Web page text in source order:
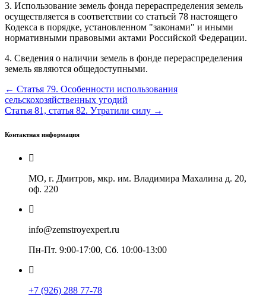
3. Использование земель фонда перераспределения земель
осуществляется в соответствии со статьей 78 настоящего
Кодекса в порядке, установленном
законами
и иными
нормативными правовыми актами Российской Федерации.
4. Сведения о наличии земель в фонде перераспределения
земель являются общедоступными.
← Статья 79. Особенности использования
сельскохозяйственных угодий
Статья 81, статья 82. Утратили силу →
Контактная информация
МО, г. Дмитров, мкр. им. Владимира Махалина д. 20,
оф. 220
info@zemstroyexpert.ru
Пн-Пт. 9:00-17:00, Сб. 10:00-13:00
+7 (926) 288 77-78